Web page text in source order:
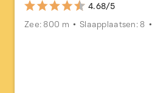
4.68/5
Zee: 800 m
Slaapplaatsen: 8